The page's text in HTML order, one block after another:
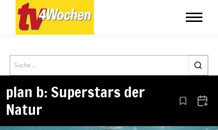
Search
plan b: Superstars der
Natur
Aus den